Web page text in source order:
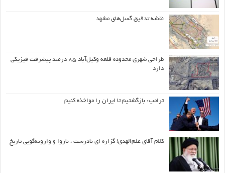
نقشه تدقیق گسل‌های مشهد
طراحی شهری محدوده قلعه وکیل‌آباد ۸۵ درصد پیشرفت فیزیکی
دارد
ترامپ: بازگشتیم تا ایران را مواخذه کنیم
کلام آقای علم‌الهدی! گزاره ای نادرست ، ناروا و وارونه‌گویی تاریخ